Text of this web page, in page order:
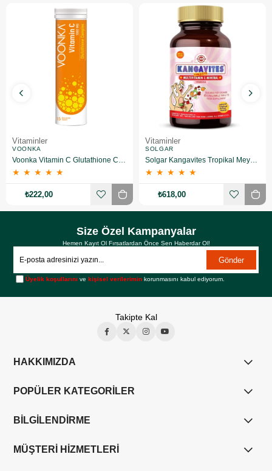
Vitaminler
VOONKA
Voonka Vitamin C Glutathione Complex Efervesan 15 Tablet
★ ★ ★ ★ ★
₺222,00
Vitaminler
SOLGAR
Solgar Kangavites Tropikal Meyve Aromalı 60 Tablet
★ ★ ★ ★ ★
₺618,00
Size Özel Kampanyalar
Hemen Kayıt Ol Fırsatlardan Önce Sen Haberdar Ol!
Gönder
Üyelik koşullarını vekişisel verilerimin korunmasını kabul ediyorum.
Takipte Kal
HAKKIMIZDA
POPÜLER KATEGORİLER
BİLGİLENDİRME
MÜŞTERİ HİZMETLERİ